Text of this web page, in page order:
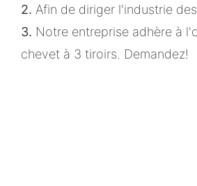
2. Afin de diriger l'industrie
3. Notre entreprise adhère à
chevet à 3 tiroirs. Demandez!